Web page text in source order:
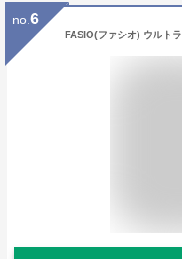
no. 6